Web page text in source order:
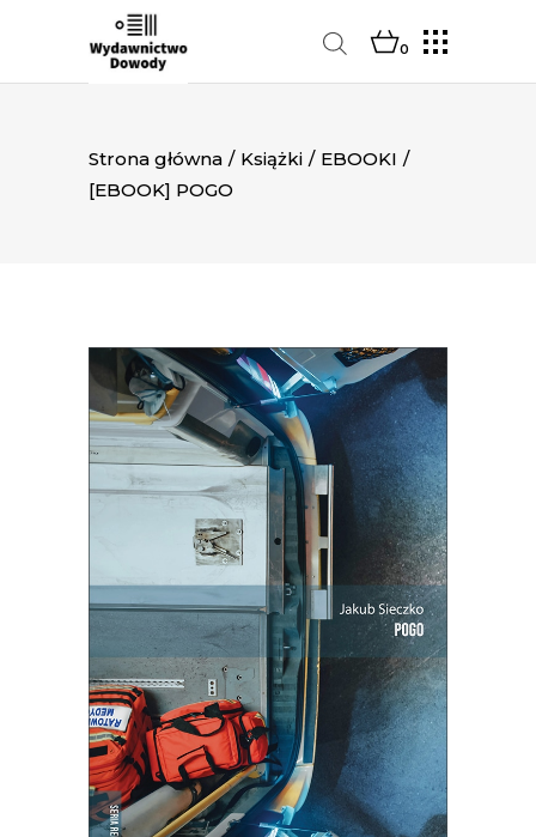
0
Strona główna / Książki / EBOOKI /
[EBOOK] POGO